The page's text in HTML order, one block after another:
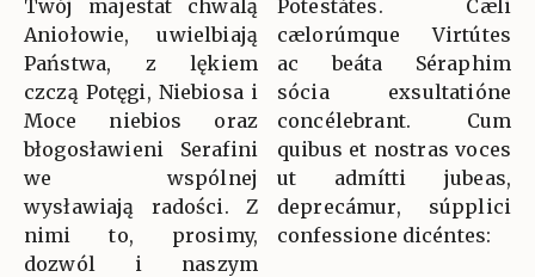
Twój majestat chwalą
Aniołowie, uwielbiają
Państwa, z lękiem
czczą Potęgi, Niebiosa i
Moce niebios oraz
błogosławieni Serafini
we wspólnej
wysławiają radości. Z
nimi to, prosimy,
dozwól i naszym
Potestátes. Cæli
cælorúmque Virtútes
ac beáta Séraphim
sócia exsultatióne
concélebrant. Cum
quibus et nostras voces
ut admítti jubeas,
deprecámur, súpplici
confessione dicéntes: